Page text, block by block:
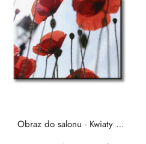
Obraz do salonu - Kwiaty -